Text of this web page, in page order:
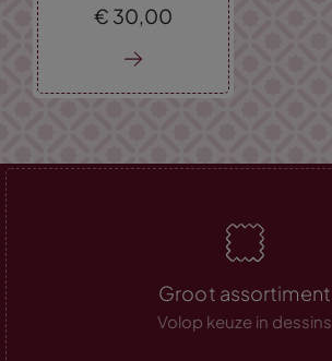
€ 30,00
Groot assortiment
Volop keuze in dessins